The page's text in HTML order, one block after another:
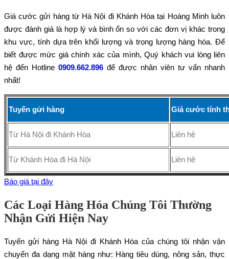
Giá cước gửi hàng từ Hà Nội đi Khánh Hòa tại Hoàng Minh luôn
được đánh giá là hợp lý và bình ổn so với các đơn vị khác trong
khu vực, tính dựa trên khối lượng và trọng lượng hàng hóa. Để
biết được mức giá chính xác của mình, Quý khách vui lòng liên
hệ đến Hotline 0909.662.896 để được nhân viên tư vấn nhanh
nhất!
Tuyến gửi hàng Giá cước tính
Từ Hà Nội đi Khánh Hòa Liên hệ
Từ Khánh Hòa đi Hà Nội Liên hệ
Báo giá tại đây
Các Loại Hàng Hóa Chúng Tôi Thường
Nhận Gửi Hiện Nay
Tuyến gửi hàng Hà Nội đi Khánh Hòa của chúng tôi nhận vận
chuyển đa dạng mặt hàng như: Hàng tiêu dùng, nông sản, thực